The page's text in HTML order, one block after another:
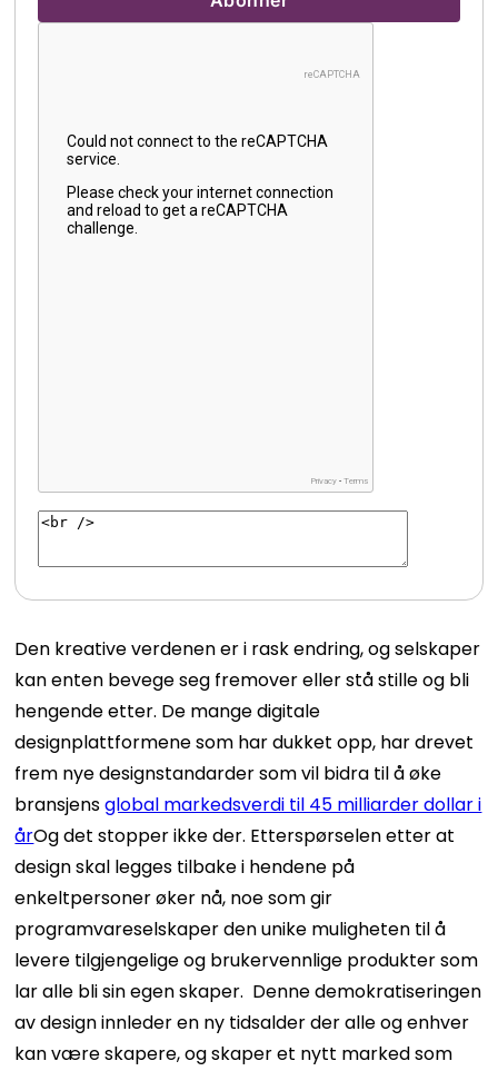
Den kreative verdenen er i rask endring, og selskaper
kan enten bevege seg fremover eller stå stille og bli
hengende etter. De mange digitale
designplattformene som har dukket opp, har drevet
frem nye designstandarder som vil bidra til å øke
bransjensglobal markedsverdi til 45 milliarder dollar i
årOg det stopper ikke der. Etterspørselen etter at
design skal legges tilbake i hendene på
enkeltpersoner øker nå, noe som gir
programvareselskaper den unike muligheten til å
levere tilgjengelige og brukervennlige produkter som
lar alle bli sin egen skaper. Denne demokratiseringen
av design innleder en ny tidsalder der alle og enhver
kan være skapere, og skaper et nytt marked som